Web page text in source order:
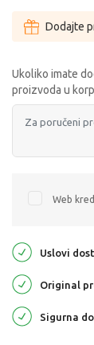
Dodajte
Ukoliko imate
proizvoda u
Web
Uslovi
Original
Sigurna